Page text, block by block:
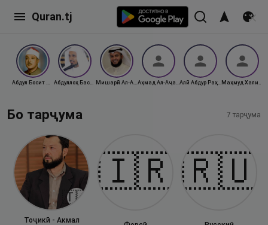
Quran.tj
Абдул Босит Мураттал Абдуллоҳ Басфар Мишарӣ Ал-Афосӣ Аҳмад Ал-Аҷамӣ Алӣ Абдур Раҳмон Ал-Ҳусайфӣ Маҳмуд Халил Ал-Ҳусарӣ
Бо тарҷума 7 тарҷума
🇹🇯
Тоҷикӣ - Акмал
🇮🇷 🇷🇺